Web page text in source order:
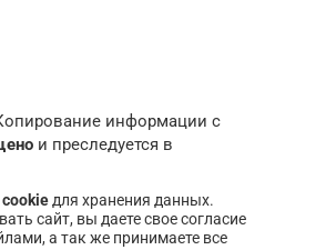
информации с
и преследуется в
cookie для хранения данных.
сайт, вы даете свое согласие
а так же принимаете все